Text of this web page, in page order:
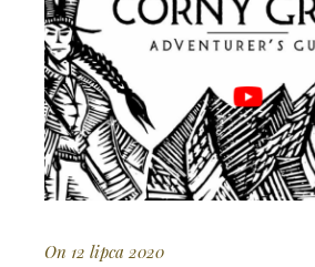
On 12 lipca 2020